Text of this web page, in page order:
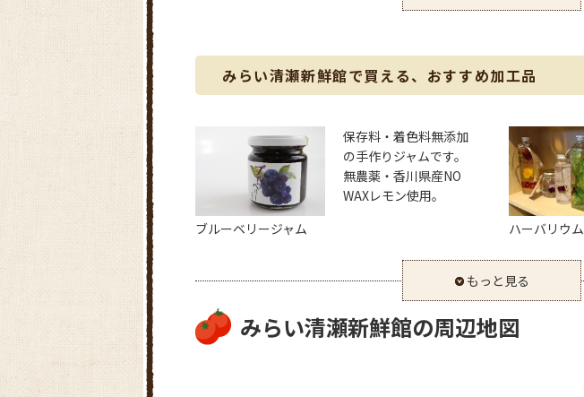
みらい清瀬新鮮館で買える、おすすめ加工品
ブルーベリージャム
保存料・着色料無添加
の手作りジャムです。
無農薬・香川県産NO
WAXレモン使用。
ハーバリウム
もっと見る
みらい清瀬新鮮館の周辺地図